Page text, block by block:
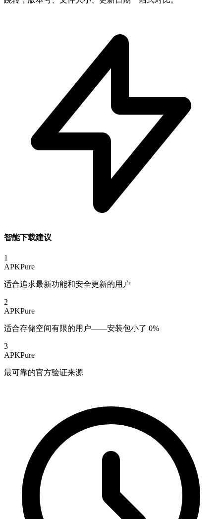
智能下载建议
1
APKPure
适合追求最新功能和安全更新的用户
2
APKPure
适合存储空间有限的用户——安装包小了 0%
3
APKPure
最可靠的官方验证来源